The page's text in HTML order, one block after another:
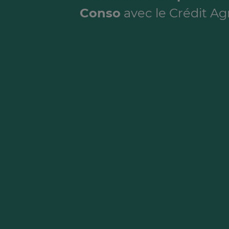
Conso avec le Crédit